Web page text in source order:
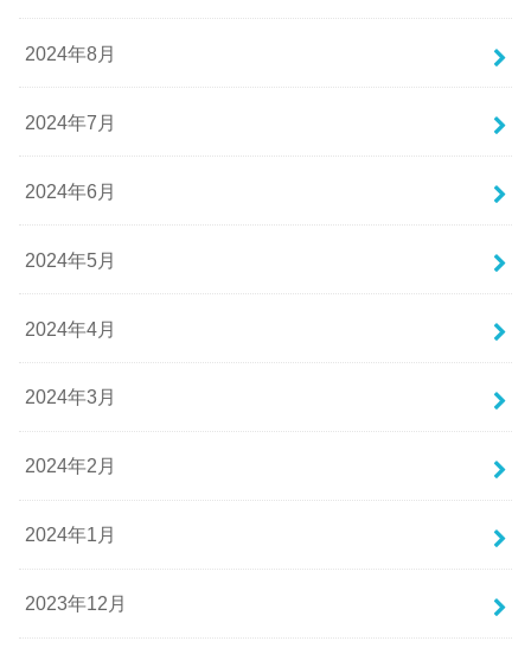
2024年8月
2024年7月
2024年6月
2024年5月
2024年4月
2024年3月
2024年2月
2024年1月
2023年12月